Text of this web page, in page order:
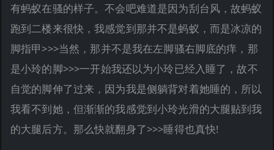
有蚂蚁在骚的样子。不会吧难道是因为刮台风，故蚂蚁
跑到二楼来很快，我感觉到那并不是蚂蚁，而是冰凉的
脚指甲>>>当然，那并不是我在左脚骚右脚底的痒，那
是小玲的脚>>>一开始我还以为小玲已经入睡了，故不
自觉的脚伸了过来，因为我是侧躺背对着她睡的，所以
我看不到她，但渐渐的我感觉到小玲光滑的大腿贴到我
的大腿后方。那么快就翻身了>>>睡得也真快!